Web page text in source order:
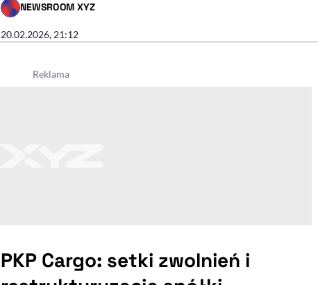
NEWSROOM XYZ
- AUTOR ARTYKUŁU - PROFIL
20.02.2026, 21:12
PKP Cargo: setki zwolnień i